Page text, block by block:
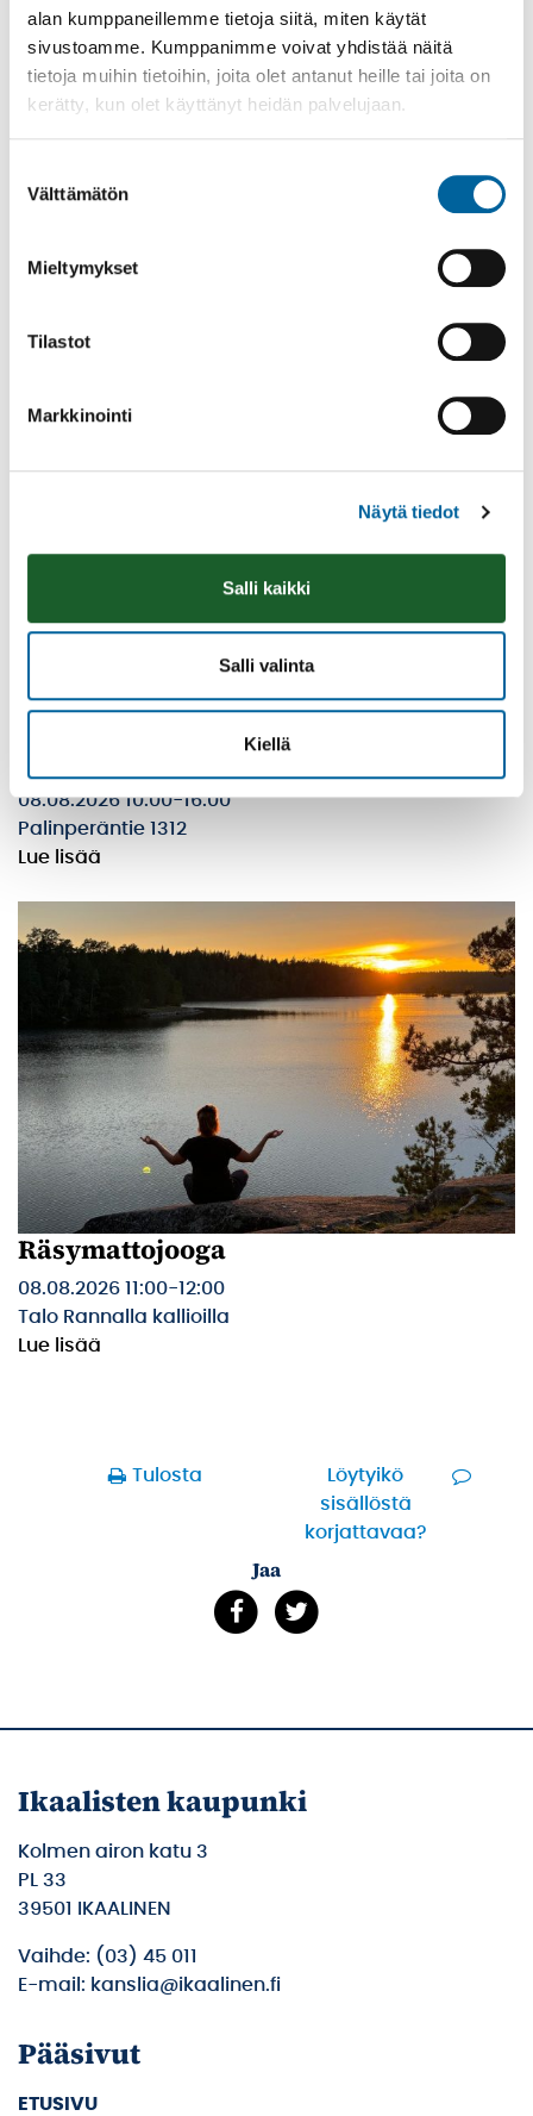
alan kumppaneillemme tietoja siitä, miten käytät
sivustoamme. Kumppanimme voivat yhdistää näitä
tietoja muihin tietoihin, joita olet antanut heille tai joita on
kerätty, kun olet käyttänyt heidän palvelujaan.
valinta
Välttämätön
Mieltymykset
Tilastot
Markkinointi
Näytä tiedot
Salli kaikki
Salli valinta
Kiellä
Poistomyynti kirjaston aukioloaikana
Poppelikatu 10
Vatulanharjun Vestivaalit
08.08.2026 10:00-16:00
Palinperäntie 1312
Lue lisää
Räsymattojooga
08.08.2026 11:00-12:00
Talo Rannalla kallioilla
Lue lisää
Tulosta
Löytyikö
sisällöstä
korjattavaa?
Jaa
Ikaalisten kaupunki
Kolmen airon katu 3
PL 33
39501 IKAALINEN
Vaihde: (03) 45 011
E-mail: kanslia@ikaalinen.fi
Pääsivut
ETUSIVU